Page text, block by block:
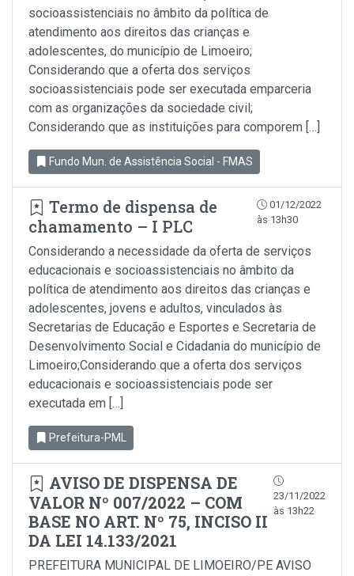
socioassistenciais no âmbito da política de
atendimento aos direitos das crianças e
adolescentes, do município de Limoeiro;
Considerando que a oferta dos serviços
socioassistenciais pode ser executada emparceria
com as organizações da sociedade civil;
Considerando que as instituições para comporem […]
Fundo Mun. de Assistência Social - FMAS
Termo de dispensa de
chamamento – I PLC
01/12/2022
às 13h30
Considerando a necessidade da oferta de serviços
educacionais e socioassistenciais no âmbito da
política de atendimento aos direitos das crianças e
adolescentes, jovens e adultos, vinculados às
Secretarias de Educação e Esportes e Secretaria de
Desenvolvimento Social e Cidadania do município de
Limoeiro;Considerando que a oferta dos serviços
educacionais e socioassistenciais pode ser
executada em […]
Prefeitura-PML
AVISO DE DISPENSA DE
VALOR Nº 007/2022 – COM
BASE NO ART. Nº 75, INCISO II
DA LEI 14.133/2021
23/11/2022
às 13h22
PREFEITURA MUNICIPAL DE LIMOEIRO/PE AVISO